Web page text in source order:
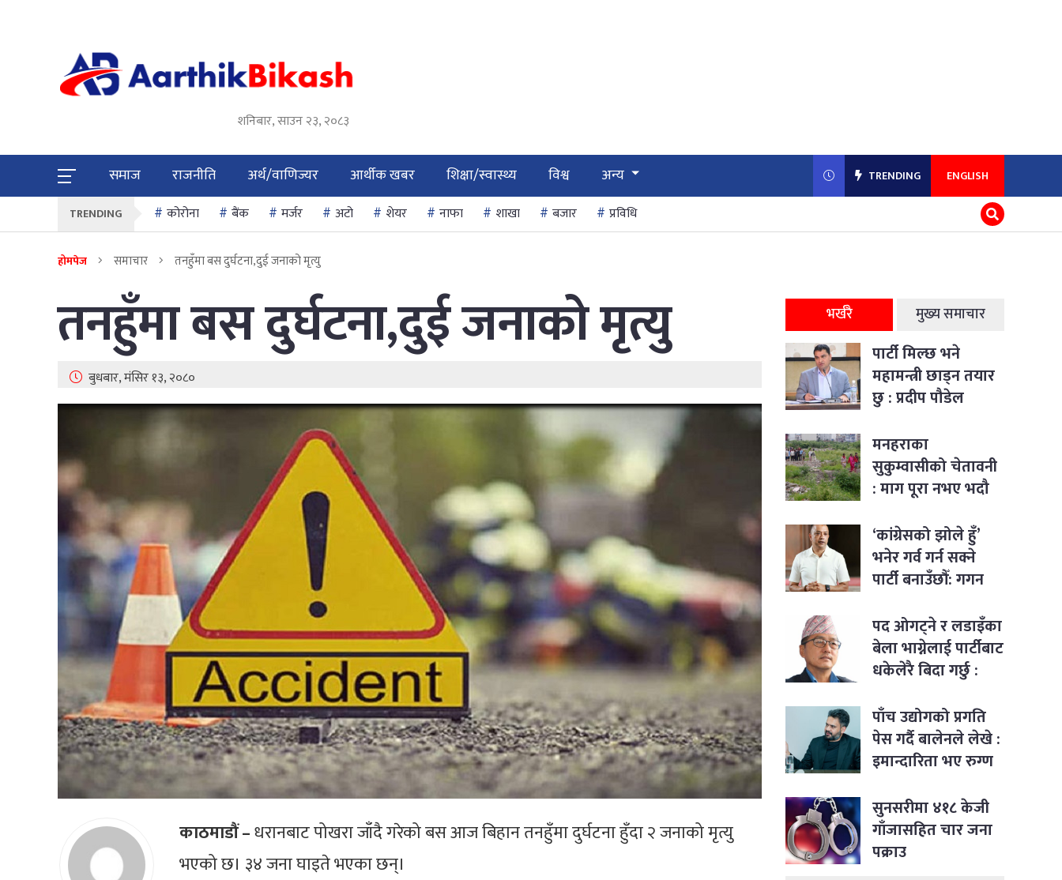
शनिबार, साउन २३, २०८३
समाज राजनीति अर्थ/वाणिज्यर आर्थीक खबर शिक्षा/स्वास्थ्य विश्व अन्य TRENDING ENGLISH
TRENDING कोरोना बैंक मर्जर अटो शेयर नाफा शाखा बजार प्रविधि
होमपेज समाचार तनहुँमा बस दुर्घटना,दुई जनाको मृत्यु
तनहुँमा बस दुर्घटना,दुई जनाको मृत्यु
बुधबार, मंसिर १३, २०८०
काठमाडौं –धरानबाट पोखरा जाँदै गरेको बस आज बिहान तनहुँमा दुर्घटना हुँदा २ जनाको मृत्यु
भएको छ। ३४ जना घाइते भएका छन्।
भर्खरै मुख्य समाचार
पार्टी मिल्छ भने
महामन्त्री छाड्न तयार
छु : प्रदीप पौडेल
मनहराका
सुकुम्वासीको चेतावनी
: माग पूरा नभए भदौ
‘कांग्रेसको झोले हुँ’
भनेर गर्व गर्न सक्ने
पार्टी बनाउँछौँ: गगन
पद ओगट्ने र लडाइँका
बेला भाग्नेलाई पार्टीबाट
धकेलेरै बिदा गर्छु :
पाँच उद्योगको प्रगति
पेस गर्दै बालेनले लेखे :
इमान्दारिता भए रुग्ण
जीवन भर्न सकिने रहेछ
सुनसरीमा ४१८ केजी
गाँजासहित चार जना
पक्राउ